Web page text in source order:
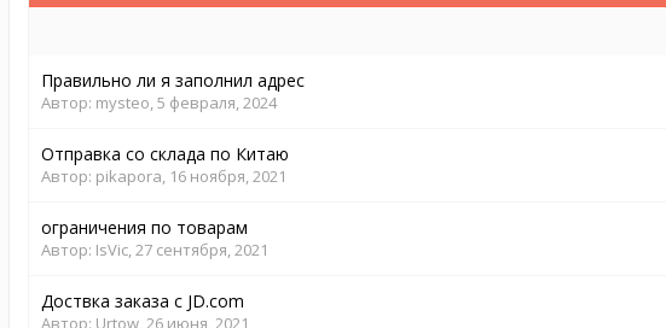
Правильно ли я заполнил адрес
Автор: mysteo,5 февраля, 2024
Отправка со склада по Китаю
Автор: pikapora, 16 ноября, 2021
ограничения по товарам
Автор: IsVic,27 сентября, 2021
Доствка заказа с JD.com
Автор: Urtow,26 июня, 2021